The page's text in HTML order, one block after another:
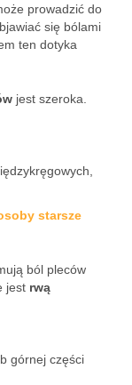
prowadzić do
się bólami
ten dotyka
jest szeroka.
starsze
ból pleców
jest rwą
górnej części